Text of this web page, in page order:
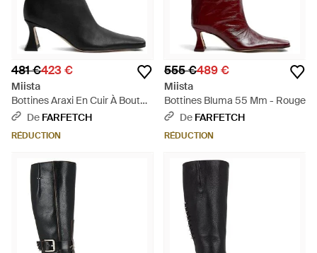
481 €423 €
Miista
Bottines Araxi En Cuir À Bout
Carré - Noir
De FARFETCH
RÉDUCTION
555 €489 €
Miista
Bottines Bluma 55 Mm - Rouge
De FARFETCH
RÉDUCTION